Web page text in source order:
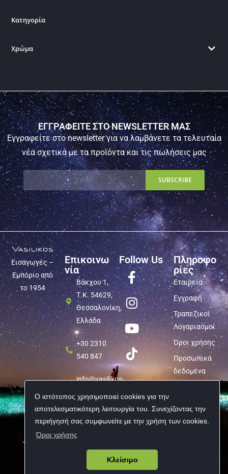
Ο ιστότοπος χρησιμοποιεί cookies για την
αποτελεσματικότερη λειτουργία του. Συνεχίζοντας την
περιήγησή σας συμφωνείτε με την χρήση των cookies.
Όροι χρήσης
Κλείσιμο
Κατηγορία
Χρώμα
ΕΓΓΡΑΦΕΙΤΕ ΣΤΟ NEWSLETTER ΜΑΣ
Εγγραφείτε στο newsletter για να λαμβάνετε τα τελευταία
νέα σχετικά με τα προϊόντα και τις πωλήσεις μας
Εισαγωγές –
Εμπόριο από
το 1954
Επικοινω
νία
Βάκχου 1,
Τ.Κ. 54629,
Θεσσαλονίκη,
Ελλάδα
+30 2310
540 847
info@vasilikos-
Follow Us
Πληροφο
ρίες
Εταιρεία
Εγγραφή
Τραπεζικοί
Λογαριασμοί
Όροι χρήσης
Προσωπικά
δεδομένα
Copyright © 2026 Vasilikos Import | All rights reserved